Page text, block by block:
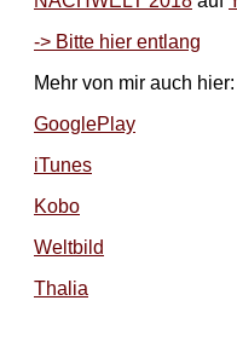
-> Bitte hier entlang
Mehr von mir auch hier:
GooglePlay
iTunes
Kobo
Weltbild
Thalia